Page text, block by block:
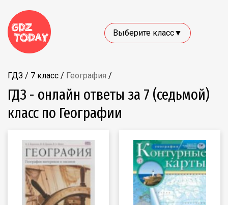
Выберите класс▼
ГДЗ / 7 класс / География /
ГДЗ - онлайн ответы за 7 (седьмой)
класс по Географии